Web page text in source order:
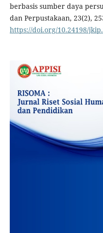
berbasis sumber daya
dan Perpustakaan, 23(2),
https://doi.org/10.24198/